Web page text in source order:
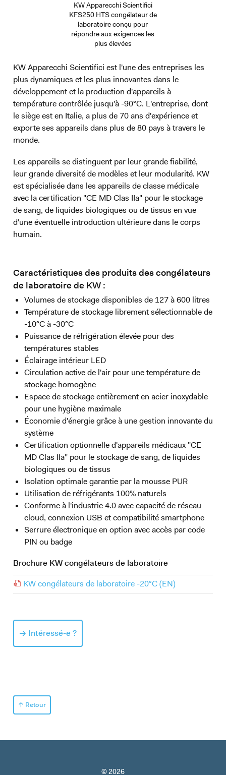
KW Apparecchi Scientifici
KFS250 HTS congélateur de
laboratoire conçu pour
répondre aux exigences les
plus élevées
KW Apparecchi Scientifici est l'une des entreprises les
plus dynamiques et les plus innovantes dans le
développement et la production d'appareils à
température contrôlée jusqu'à -90°C. L'entreprise, dont
le siège est en Italie, a plus de 70 ans d'expérience et
exporte ses appareils dans plus de 80 pays à travers le
monde.
Les appareils se distinguent par leur grande fiabilité,
leur grande diversité de modèles et leur modularité. KW
est spécialisée dans les appareils de classe médicale
avec la certification "CE MD Clas IIa" pour le stockage
de sang, de liquides biologiques ou de tissus en vue
d'une éventuelle introduction ultérieure dans le corps
humain.
Caractéristiques des produits des congélateurs
de laboratoire de KW :
Volumes de stockage disponibles de 127 à 600 litres
Température de stockage librement sélectionnable de
-10°C à -30°C
Puissance de réfrigération élevée pour des
températures stables
Éclairage intérieur LED
Circulation active de l'air pour une température de
stockage homogène
Espace de stockage entièrement en acier inoxydable
pour une hygiène maximale
Économie d'énergie grâce à une gestion innovante du
système
Certification optionnelle d'appareils médicaux "CE
MD Clas IIa" pour le stockage de sang, de liquides
biologiques ou de tissus
Isolation optimale garantie par la mousse PUR
Utilisation de réfrigérants 100% naturels
Conforme à l'industrie 4.0 avec capacité de réseau
cloud, connexion USB et compatibilité smartphone
Serrure électronique en option avec accès par code
PIN ou badge
Brochure KW congélateurs de laboratoire
KW congélateurs de laboratoire -20°C (EN)
Intéressé-e ?
Retour
© 2026